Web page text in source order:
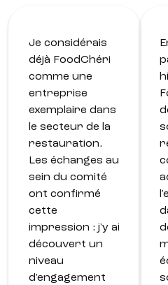
Je considérais
déjà FoodChéri
comme une
entreprise
exemplaire dans
le secteur de la
restauration.
Les échanges au
sein du comité
ont confirmé
cette
impression : j'y ai
découvert un
niveau
d'engagement